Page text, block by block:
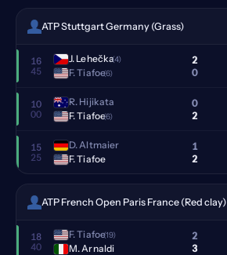
ATP Stuttgart Germany (Grass)
16
45
J. Lehečka(4)
F. Tiafoe(6)
2
0
10
00
R. Hijikata
F. Tiafoe(6)
0
2
15
25
D. Altmaier
F. Tiafoe
1
2
ATP French Open Paris France (Red clay)
18
40
F. Tiafoe(19)
M. Arnaldi
2
3